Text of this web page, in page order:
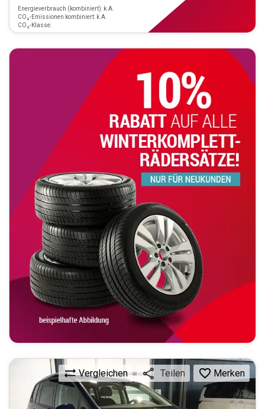
Energieverbrauch (kombiniert): k.A.
CO₂-Emissionen kombiniert: k.A.
CO₂-Klasse:
Vergleichen Teilen Merken